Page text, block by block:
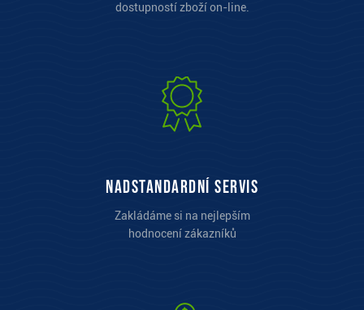
dostupností zboží on-line.
Nadstandardní servis
Zakládáme si na nejlepším
hodnocení zákazníků